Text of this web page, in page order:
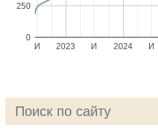
2023 2024
И И И
0
250